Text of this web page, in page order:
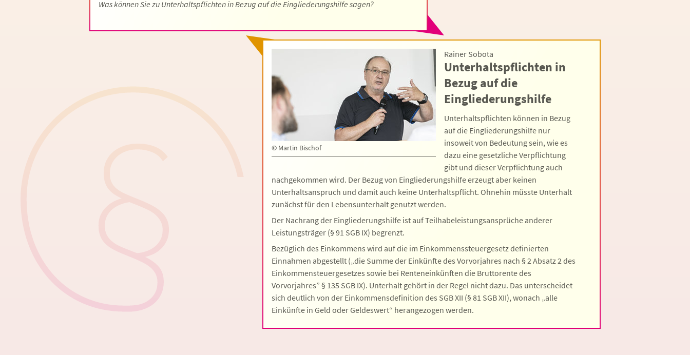
Was können Sie zu Unterhaltspflichten in Bezug auf die Eingliederungshilfe sagen?
© Martin Bischof
Rainer Sobota
Unterhaltspflichten in
Bezug auf die
Eingliederungshilfe
Unterhaltspflichten können in Bezug
auf die Eingliederungshilfe nur
insoweit von Bedeutung sein, wie es
dazu eine gesetzliche Verpflichtung
gibt und dieser Verpflichtung auch
nachgekommen wird. Der Bezug von Eingliederungshilfe erzeugt aber keinen
Unterhaltsanspruch und damit auch keine Unterhaltspflicht. Ohnehin müsste Unterhalt
zunächst für den Lebensunterhalt genutzt werden.
Der Nachrang der Eingliederungshilfe ist auf Teilhabeleistungsansprüche anderer
Leistungsträger (§ 91 SGB IX) begrenzt.
Bezüglich des Einkommens wird auf die im Einkommenssteuergesetz definierten
Einnahmen abgestellt („die Summe der Einkünfte des Vorvorjahres nach § 2 Absatz 2 des
Einkommensteuergesetzes sowie bei Renteneinkünften die Bruttorente des
Vorvorjahres” § 135 SGB IX). Unterhalt gehört in der Regel nicht dazu. Das unterscheidet
sich deutlich von der Einkommensdefinition des SGB XII (§ 81 SGB XII), wonach „alle
Einkünfte in Geld oder Geldeswert“ herangezogen werden.